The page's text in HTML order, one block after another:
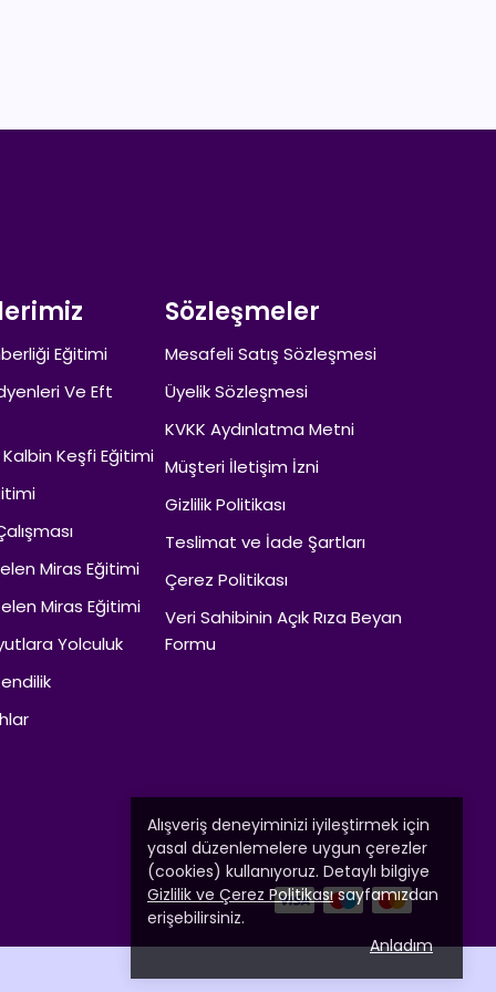
Alışveriş deneyiminizi iyileştirmek için
yasal düzenlemelere uygun çerezler
(cookies) kullanıyoruz. Detaylı bilgiye
Gizlilik ve Çerez Politikasısayfamızdan
erişebilirsiniz.
Anladım
Eğitimi
Ve Eft
Keşfi Eğitimi
Miras Eğitimi
Miras Eğitimi
Yolculuk
Sözleşmeler
Mesafeli Satış Sözleşmesi
Üyelik Sözleşmesi
KVKK Aydınlatma Metni
Müşteri İletişim İzni
Gizlilik Politikası
Teslimat ve İade Şartları
Çerez Politikası
Veri Sahibinin Açık Rıza Beyan
Formu